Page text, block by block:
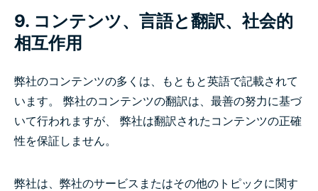
9. コンテンツ、言語と翻訳、社会的
相互作用
弊社のコンテンツの多くは、もともと英語で記載されて
います。 弊社のコンテンツの翻訳は、最善の努力に基づ
いて行われますが、 弊社は翻訳されたコンテンツの正確
性を保証しません。
弊社は、弊社のサービスまたはその他のトピックに関す